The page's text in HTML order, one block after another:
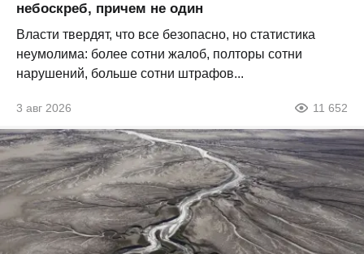
небоскреб, причем не один
Власти твердят, что все безопасно, но статистика
неумолима: более сотни жалоб, полторы сотни
нарушений, больше сотни штрафов...
3 авг 2026 11 652